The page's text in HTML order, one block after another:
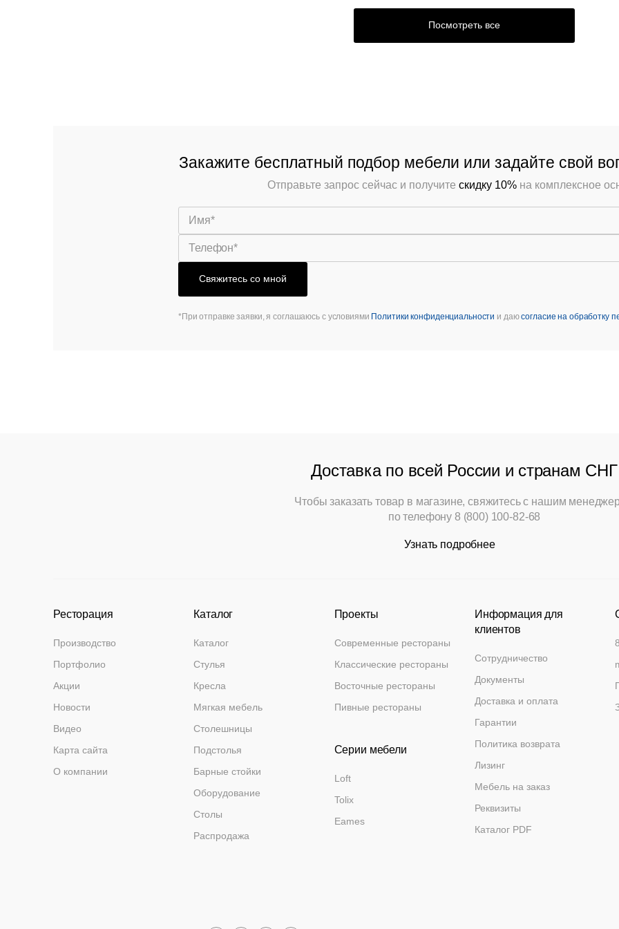
Мебель Loft
Мебель для улицы
Акции
Посмотреть все
Закажите бесплатный подбор мебели или задайте свой
Отправьте запрос сейчас и получите скидку 10%на комплексное
Свяжитесь со мной
*При отправке заявки, я соглашаюсь с условиями Политики конфиденциальности и даюсогласие на обработку
Доставка по всей России и странам СНГ
Чтобы заказать товар в магазине, свяжитесь с нашим
по телефону 8 (800) 100-82-68
Узнать подробнее
Ресторация
Производство
Портфолио
Акции
Новости
Видео
Карта сайта
О компании
Каталог
Каталог
Стулья
Кресла
Мягкая мебель
Столешницы
Подстолья
Барные стойки
Оборудование
Столы
Распродажа
Проекты
Современные рестораны
Классические рестораны
Восточные рестораны
Пивные рестораны
Серии мебели
Loft
Tolix
Eames
Информация для
клиентов
Сотрудничество
Документы
Доставка и оплата
Гарантии
Политика возврата
Лизинг
Мебель на заказ
Реквизиты
Каталог PDF